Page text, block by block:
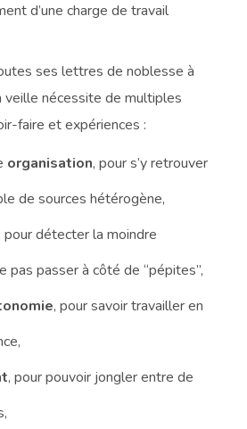
d’une charge de travail
ses lettres de noblesse à
nécessite de multiples
faire et expériences :
organisation, pour s’y retrouver
de sources hétérogène,
, pour détecter la moindre
pas passer à côté de “pépites”,
, pour savoir travailler en
, pour pouvoir jongler entre de